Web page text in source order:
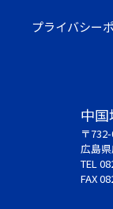
プライバシー
中
〒
広島
TEL
FAX